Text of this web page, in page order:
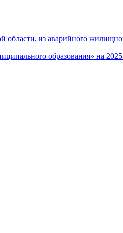
области, из аварийного
образования» на